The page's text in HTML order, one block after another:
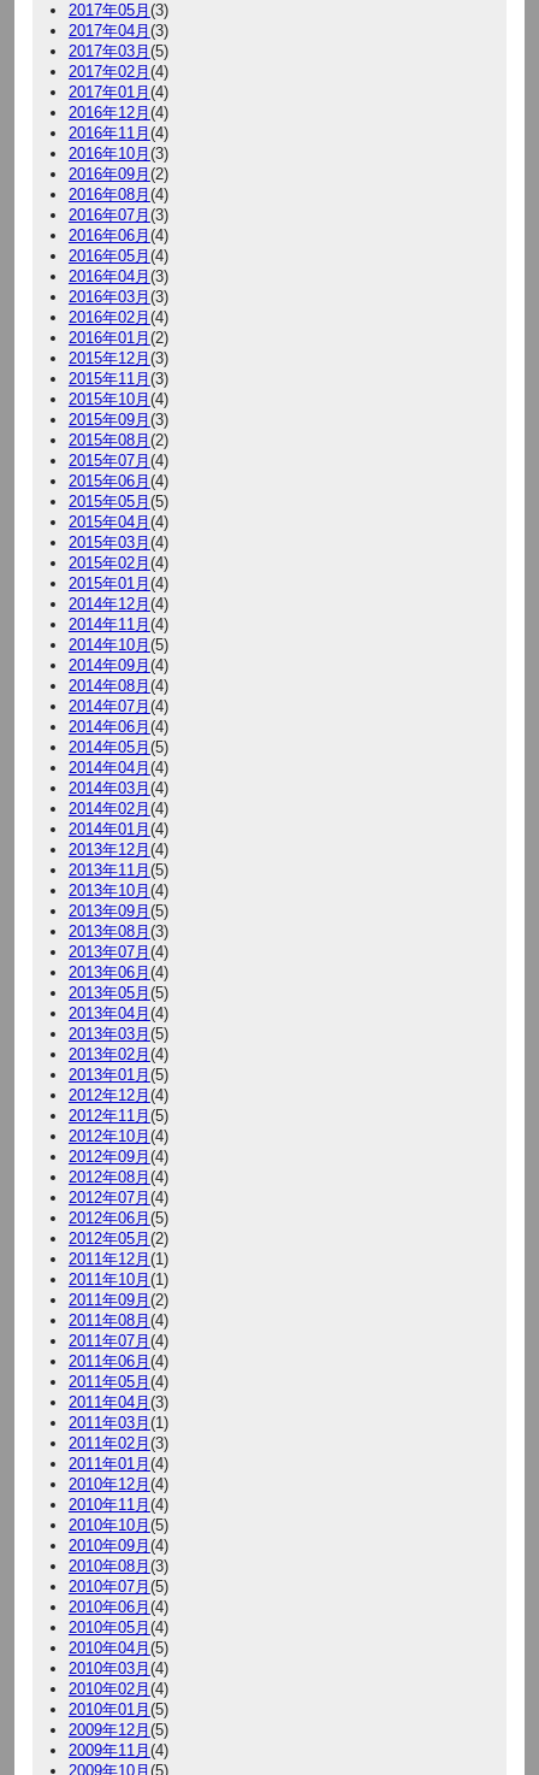
2017年05月 (3)
2017年04月 (3)
2017年03月 (5)
2017年02月 (4)
2017年01月 (4)
2016年12月 (4)
2016年11月 (4)
2016年10月 (3)
2016年09月 (2)
2016年08月 (4)
2016年07月 (3)
2016年06月 (4)
2016年05月 (4)
2016年04月 (3)
2016年03月 (3)
2016年02月 (4)
2016年01月 (2)
2015年12月 (3)
2015年11月 (3)
2015年10月 (4)
2015年09月 (3)
2015年08月 (2)
2015年07月 (4)
2015年06月 (4)
2015年05月 (5)
2015年04月 (4)
2015年03月 (4)
2015年02月 (4)
2015年01月 (4)
2014年12月 (4)
2014年11月 (4)
2014年10月 (5)
2014年09月 (4)
2014年08月 (4)
2014年07月 (4)
2014年06月 (4)
2014年05月 (5)
2014年04月 (4)
2014年03月 (4)
2014年02月 (4)
2014年01月 (4)
2013年12月 (4)
2013年11月 (5)
2013年10月 (4)
2013年09月 (5)
2013年08月 (3)
2013年07月 (4)
2013年06月 (4)
2013年05月 (5)
2013年04月 (4)
2013年03月 (5)
2013年02月 (4)
2013年01月 (5)
2012年12月 (4)
2012年11月 (5)
2012年10月 (4)
2012年09月 (4)
2012年08月 (4)
2012年07月 (4)
2012年06月 (5)
2012年05月 (2)
2011年12月 (1)
2011年10月 (1)
2011年09月 (2)
2011年08月 (4)
2011年07月 (4)
2011年06月 (4)
2011年05月 (4)
2011年04月 (3)
2011年03月 (1)
2011年02月 (3)
2011年01月 (4)
2010年12月 (4)
2010年11月 (4)
2010年10月 (5)
2010年09月 (4)
2010年08月 (3)
2010年07月 (5)
2010年06月 (4)
2010年05月 (4)
2010年04月 (5)
2010年03月 (4)
2010年02月 (4)
2010年01月 (5)
2009年12月 (5)
2009年11月 (4)
2009年10月 (5)